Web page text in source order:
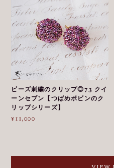
ビーズ刺繍のクリップ◎73 クイ
ーンセブン【つばめボビンのク
リップシリーズ】
¥11,000